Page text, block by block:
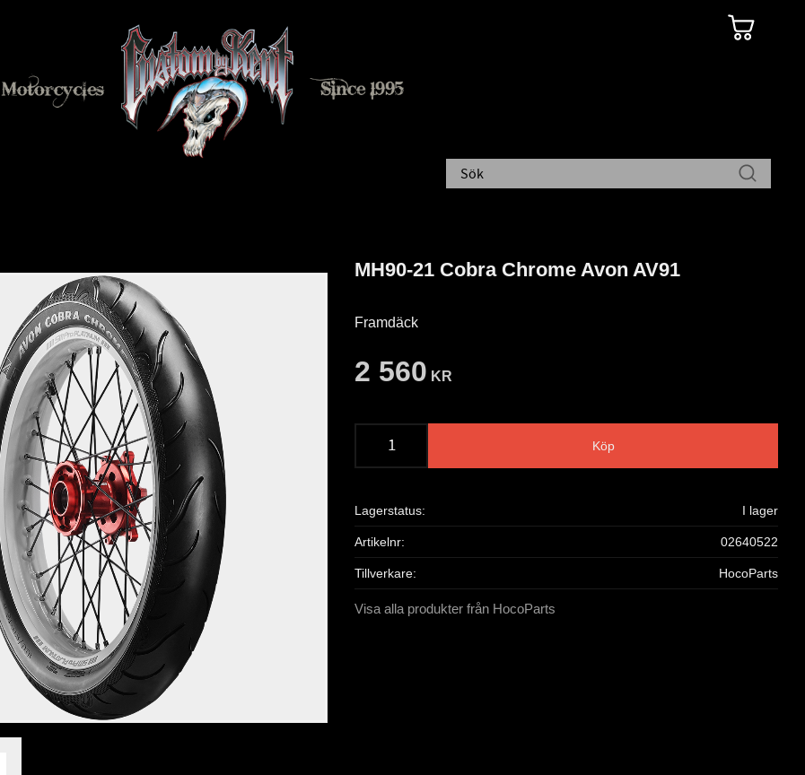
MH90-21 Cobra Chrome Avon AV91
Framdäck
2 560 KR
Köp
Lagerstatus I lager
Artikelnr 02640522
Tillverkare HocoParts
Visa alla produkter från HocoParts